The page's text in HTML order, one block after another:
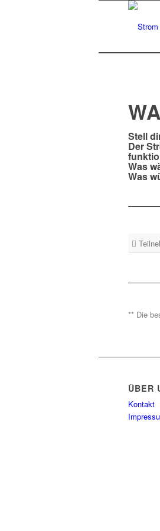
Stell
Der
Was
Was
** Die
ÜBER
Kontakt